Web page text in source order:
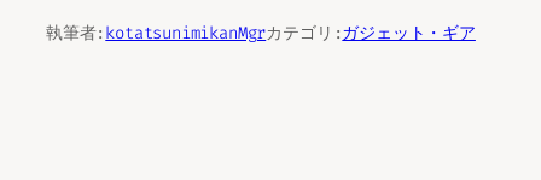
執筆者: kotatsunimikanMgrカテゴリ:ガジェット・ギア